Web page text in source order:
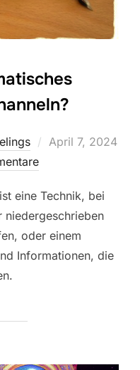
Veröffentlicht
April 7, 2024
eine Technik, bei
niedergeschrieben
oder einem
Informationen, die